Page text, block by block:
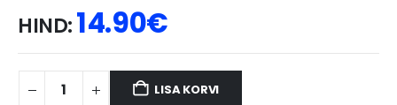
HIND:14.90€
LISA KORVI